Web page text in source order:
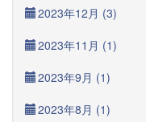
2023年12月 (3)
2023年11月 (1)
2023年9月 (1)
2023年8月 (1)